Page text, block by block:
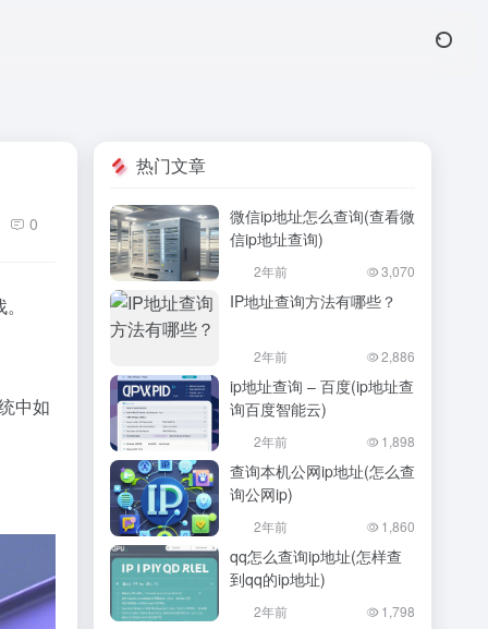
0
中如
热门文章
微信ip地址怎么查询(查看微
信ip地址查询)
2年前 3,070
IP地址查询方法有哪些？
2年前 2,886
ip地址查询 – 百度(ip地址查
询百度智能云)
2年前 1,898
查询本机公网ip地址(怎么查
询公网ip)
2年前 1,860
qq怎么查询ip地址(怎样查
到qq的ip地址)
2年前 1,798